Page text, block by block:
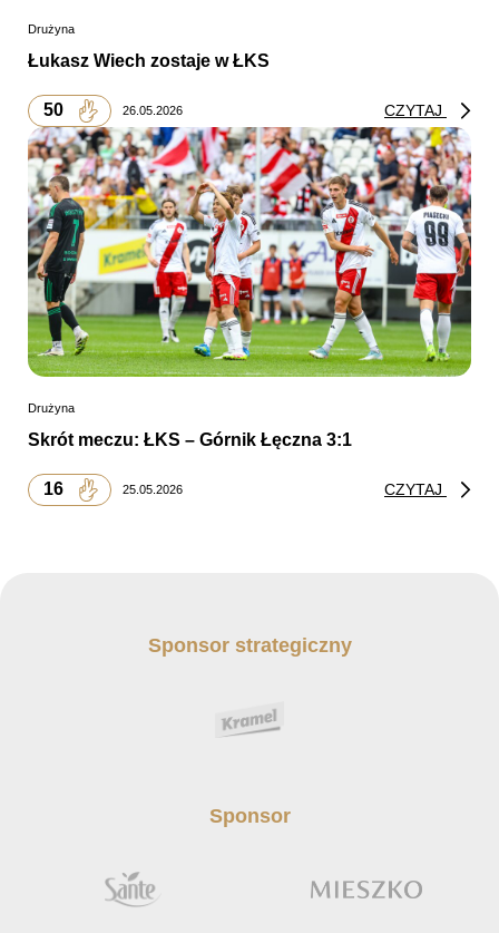
Drużyna
Łukasz Wiech zostaje w ŁKS
50 26.05.2026 CZYTAJ
Drużyna
Skrót meczu: ŁKS – Górnik Łęczna 3:1
16 25.05.2026 CZYTAJ
Sponsor strategiczny
Sponsor